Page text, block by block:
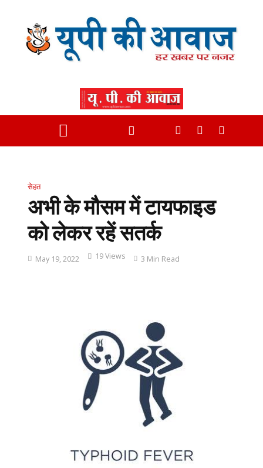
सेहत
अभी के मौसम में टायफाइड
को लेकर रहें सतर्क
May 19, 2022 19 Views 3 Min Read